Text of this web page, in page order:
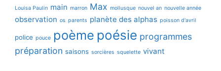
Louisa Paulin main marron Max mollusque nouvel an nouvelle année
observation os parents planète des alphas poisson d'avril
police pouce poème poésie programmes
préparation saisons sorcières squelette vivant